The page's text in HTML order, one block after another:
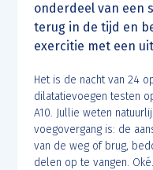
onderdeel van een
terug in de tijd en
exercitie met een
Het is de nacht van 24
dilatatievoegen testen
A10. Jullie weten
voegovergang is: de
van de weg of brug,
delen op te vangen.